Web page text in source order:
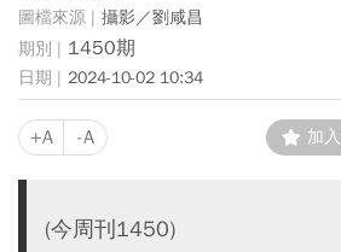
攝影／劉咸昌
1450期
2024-10-02 10:34
+A -A 加
(今周刊1450)